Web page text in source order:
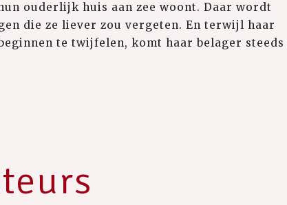
ouderlijk huis aan zee woont. Daar wordt
die ze liever zou vergeten. En terwijl haar
te twijfelen, komt haar belager steeds